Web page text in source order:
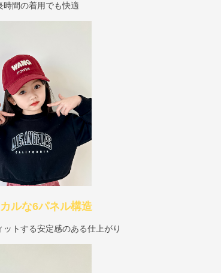
時間の着用でも快適
ルな6パネル構造
トする安定感のある仕上がり